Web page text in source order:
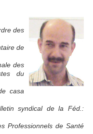
des
de
des
du
casa
syndical de la Féd.:
Professionnels de Santé